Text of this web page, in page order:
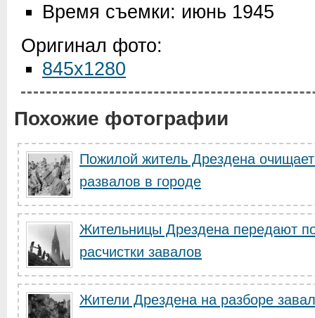
Время съемки: июнь 1945
Оригинал фото:
845x1280
Похожие фотографии
Пожилой житель Дрездена
развалов в городе
Жительницы Дрездена передают
расчистки завалов
Жители Дрездена на разборе